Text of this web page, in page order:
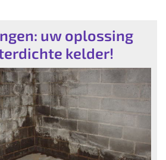
uw oplossing
kelder!